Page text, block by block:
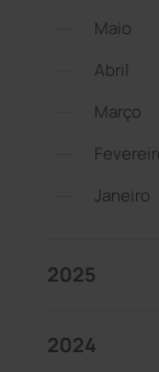
Maio
Abril
Março
Janeiro
2025
2024